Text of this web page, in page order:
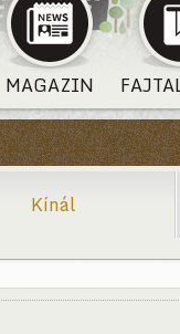
MAGAZIN
Kínál